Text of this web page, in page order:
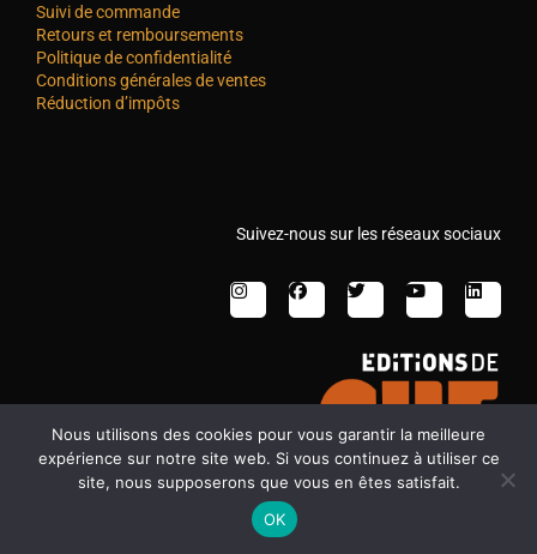
Suivi de commande
Retours et remboursements
Politique de confidentialité
Conditions générales de ventes
Réduction d’impôts
Suivez-nous sur les réseaux sociaux
Nous utilisons des cookies pour vous garantir la meilleure
expérience sur notre site web. Si vous continuez à utiliser ce
site, nous supposerons que vous en êtes satisfait.
OK